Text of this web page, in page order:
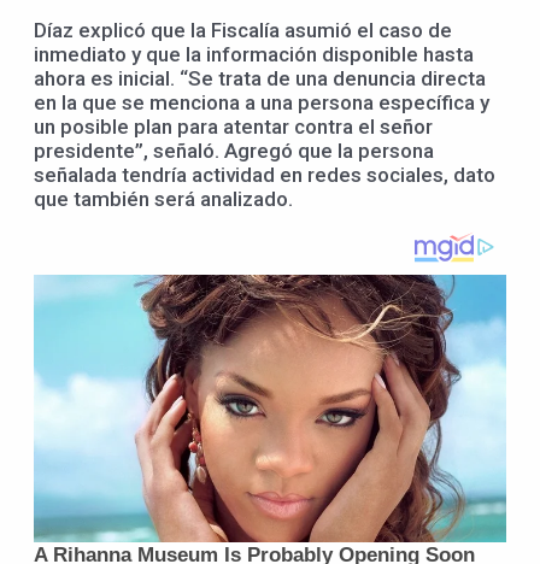
Díaz explicó que la Fiscalía asumió el caso de
inmediato y que la información disponible hasta
ahora es inicial. “Se trata de una denuncia directa
en la que se menciona a una persona específica y
un posible plan para atentar contra el señor
presidente”, señaló. Agregó que la persona
señalada tendría actividad en redes sociales, dato
que también será analizado.